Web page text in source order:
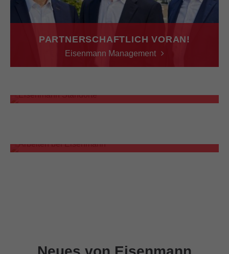
PARTNERSCHAFTLICH VORAN!
Eisenmann Management